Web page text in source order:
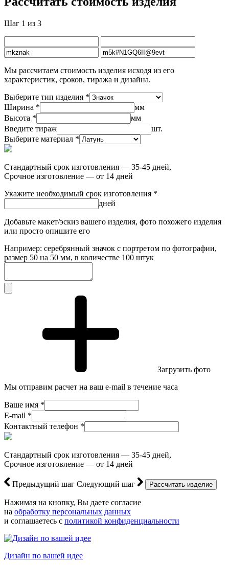
Шаг 1 из 3
Мы рассчитаем стоимость изделия исходя из его
характеристик, сроков, тиража и дизайна.
Выберите тип изделия *
Ширина *
мм
Высота *
мм
Введите тираж
шт.
Выберите материал *
Стандартный срок изготовления — 35-45 дней,
Срочное изготовление — от 14 дней
Укажите необходимый срок изготовления *
дней
Добавьте макет/эскиз вашего изделия, фото похожего изделия
или просто опишите его
Например: серебрянный значок с портретом по фотографии,
размер 50 на 50 мм, в количестве 100 штук
Загрузить фото
Мы отправим расчет на ваш e-mail в течение часа
Ваше имя *
E-mail *
Контактный телефон *
Стандартный срок изготовления — 35-45 дней,
Срочное изготовление — от 14 дней
Предыдущий шаг Следующий шаг
Нажимая на кнопку, Вы даете согласие
на обработку персональных данных
и соглашаетесь с политикой конфиденциальности
Дизайн по вашей идее